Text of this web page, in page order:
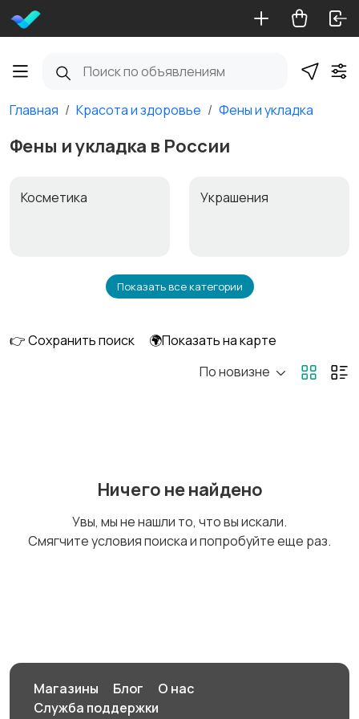
Главная Красота и здоровье Фены и укладка
Фены и укладка в России
Косметика Украшения
Макияж
Товары для здоровья
волос
Показать все категории
👉 Сохранить поиск
🌍Показать на карте
По новизне
Ничего не найдено
Увы, мы не нашли то, что вы искали.
Смягчите условия поиска и попробуйте еще раз.
Магазины Блог
О нас
Служба поддержки